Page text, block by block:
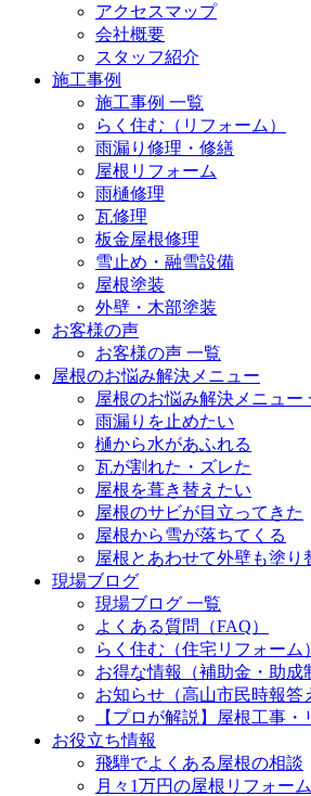
アクセスマップ
会社概要
スタッフ紹介
施工事例
施工事例 一覧
らく住む（リフォーム）
雨漏り修理・修繕
屋根リフォーム
雨樋修理
瓦修理
板金屋根修理
雪止め・融雪設備
屋根塗装
外壁・木部塗装
お客様の声
お客様の声 一覧
屋根のお悩み解決メニュー
屋根のお悩み解決メニュー
雨漏りを止めたい
樋から水があふれる
瓦が割れた・ズレた
屋根を葺き替えたい
屋根のサビが目立ってきた
屋根から雪が落ちてくる
屋根とあわせて外壁も塗り
現場ブログ
現場ブログ 一覧
よくある質問（FAQ）
らく住む（住宅リフォーム）
お得な情報（補助金・助成
お知らせ（高山市民時報答
【プロが解説】屋根工事
お役立ち情報
飛騨でよくある屋根の相談
月々1万円の屋根リフォーム